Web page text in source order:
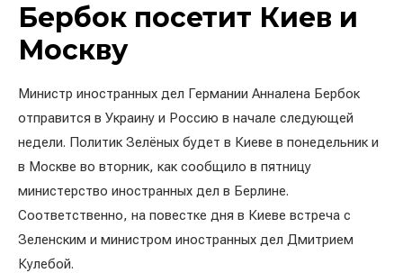
Бербок посетит Киев и
Москву
Министр иностранных дел Германии Анналена Бербок
отправится в Украину и Россию в начале следующей
недели. Политик Зелёных будет в Киеве в понедельник и
в Москве во вторник, как сообщило в пятницу
министерство иностранных дел в Берлине.
Соответственно, на повестке дня в Киеве встреча с
Зеленским и министром иностранных дел Дмитрием
Кулебой.